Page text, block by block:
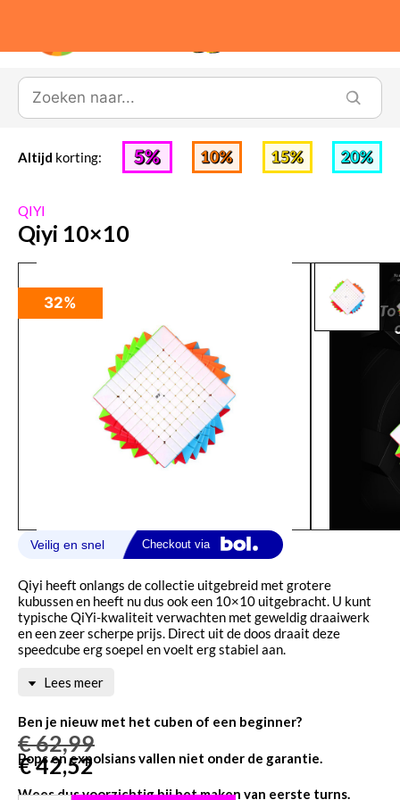
Altijd korting:
Qiyi heeft onlangs de collectie uitgebreid met grotere
kubussen en heeft nu dus ook een 10×10 uitgebracht. U kunt
typische QiYi-kwaliteit verwachten met geweldig draaiwerk
en een zeer scherpe prijs. Direct uit de doos draait deze
speedcube erg soepel en voelt erg stabiel aan.
Ben je nieuw met het cuben of een beginner?
Pops en expolsians vallen niet onder de garantie.
Wees dus voorzichtig bij het maken van eerste turns.
Lees meer
€62,99
€42,52
QIYI
Qiyi 10×10
32%